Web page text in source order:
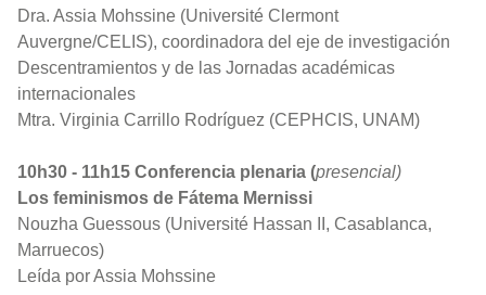
Dra. Assia Mohssine (Université Clermont
Auvergne/CELIS), coordinadora del eje de investigación
Descentramientos y de las Jornadas académicas
internacionales
Mtra. Virginia Carrillo Rodríguez (CEPHCIS, UNAM)
10h30 - 11h15 Conferencia plenaria (presencial)
Los feminismos de Fátema Mernissi
Nouzha Guessous (Université Hassan II, Casablanca,
Marruecos)
Leída por Assia Mohssine